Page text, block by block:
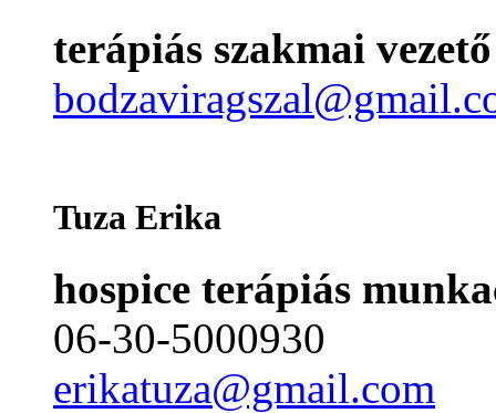
terápiás szakmai vezető
Tuza Erika
hospice terápiás
06-30-5000930
erikatuza@gmail.com